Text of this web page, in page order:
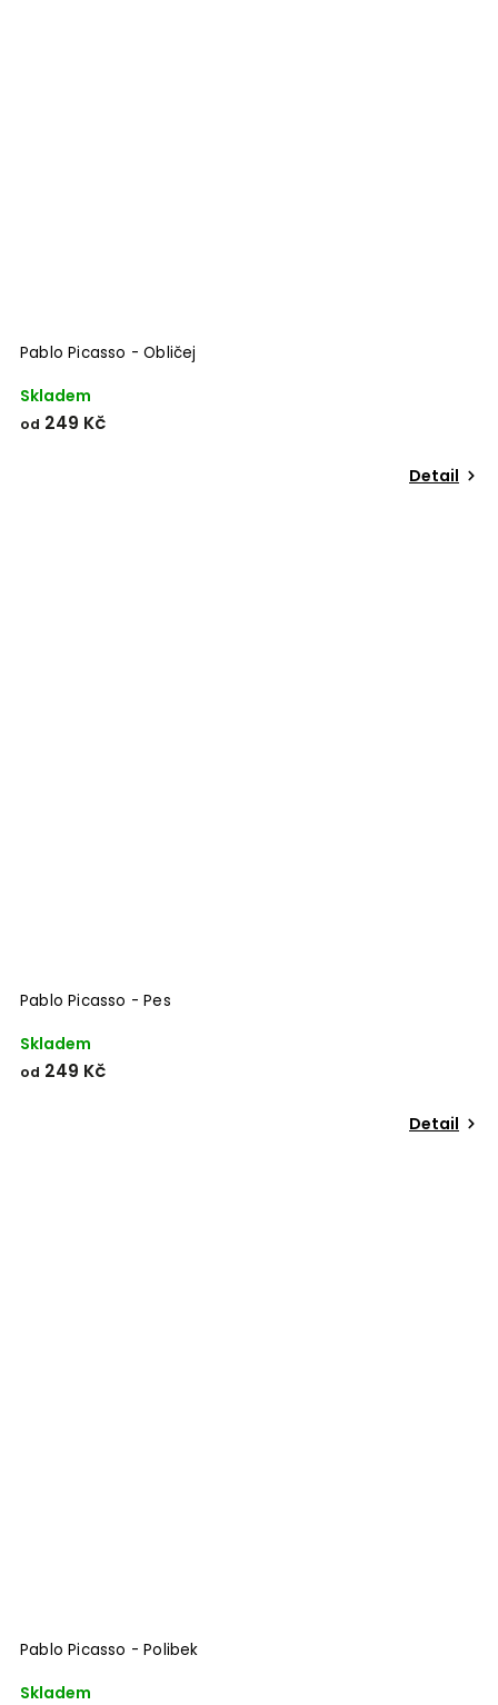
Pablo Picasso - Obličej
Skladem
od 249 Kč
Detail
Pablo Picasso - Pes
Skladem
od 249 Kč
Detail
Pablo Picasso - Polibek
Skladem